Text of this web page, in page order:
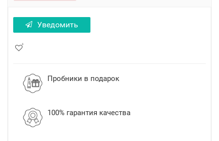
Уведомить
Пробники в подарок
100% гарантия качества